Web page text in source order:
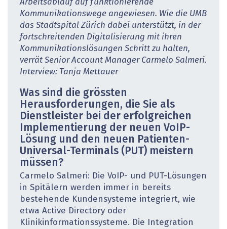
Arbeitsablauf auf funktionierende
Kommunikationswege ­angewiesen. Wie die UMB
das Stadtspital Zürich dabei unterstützt, in der
fortschreitenden ­Digitalisierung mit ihren
Kommunikationslösungen Schritt zu halten,
verrät ­Senior Account ­Manager Carmelo Salmeri.
Interview: Tanja Mettauer
Was sind die grössten
Herausforderungen, die Sie als
Dienstleister bei der erfolgreichen
Implementierung der neuen VoIP-
Lösung und den neuen Patienten-
Universal-Terminals (PUT) meistern
müssen?
Carmelo Salmeri: Die VoIP- und PUT-Lösungen
in Spitälern werden immer in bereits
bestehende Kundensysteme integriert, wie
etwa Active Directory oder
Klinikinformationssysteme. Die Integration